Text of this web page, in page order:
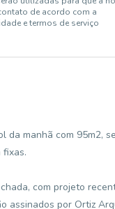
de acordo com a
e termos de serviço
da manhã com 95m2,
fixas.
com projeto
assinados por Ortiz